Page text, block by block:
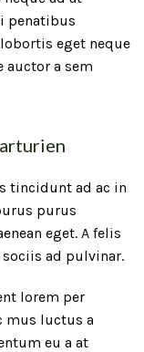
penatibus
eget neque
a sem
tincidunt ad ac in
purus
eget. A felis
ad pulvinar.
lorem per
mus luctus a
eu a at